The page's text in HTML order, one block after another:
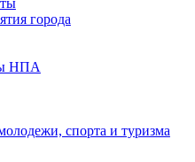
города
НПА
спорта и туризма